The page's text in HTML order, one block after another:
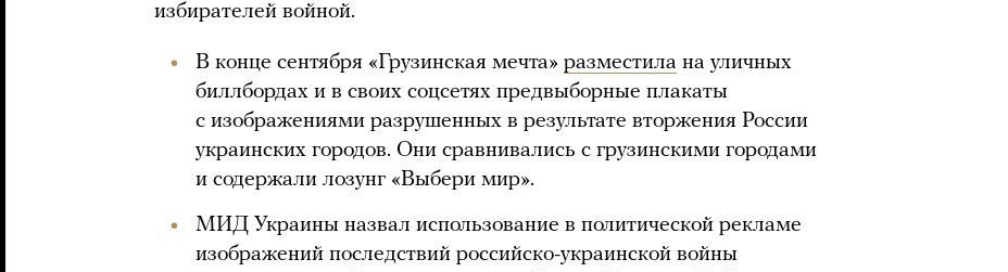
избирателей войной.
В конце сентября «Грузинская мечта» разместила на уличных
биллбордах и в своих соцсетях предвыборные плакаты
с изображениями разрушенных в результате вторжения России
украинских городов. Они сравнивались с грузинскими городами
и содержали лозунг «Выбери мир».
МИД Украины назвал использование в политической рекламе
изображений последствий российско-украинской войны